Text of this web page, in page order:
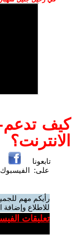
كيف تدعم-
الانترنت؟
تابعونا
على: الفيسبوك
رأيكم مهم
للاطلاع
تعليقات